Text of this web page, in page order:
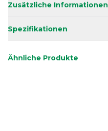
Zusätzliche Informationen
Spezifikationen
Ähnliche Produkte